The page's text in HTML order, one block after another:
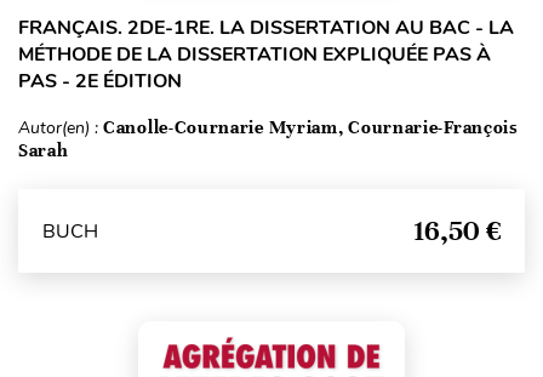
FRANÇAIS. 2DE-1RE. LA DISSERTATION AU BAC - LA
MÉTHODE DE LA DISSERTATION EXPLIQUÉE PAS À
PAS - 2E ÉDITION
Autor(en) : Canolle-Cournarie Myriam, Cournarie-François
Sarah
BUCH 16,50 €